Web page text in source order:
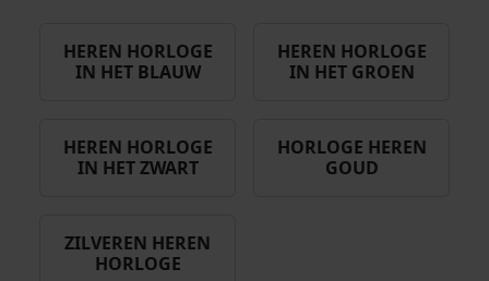
k
e
r
i
w
a
HEREN HORLOGE
IN HET BLAUW
HEREN HORLOGE
IN HET GROEN
HEREN HORLOGE
IN HET ZWART
HORLOGE HEREN
GOUD
ZILVEREN HEREN
HORLOGE